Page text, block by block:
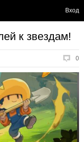
Вход
к звездам!
0